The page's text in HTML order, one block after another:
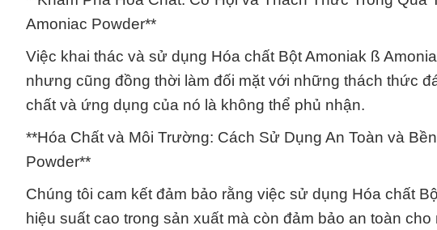
Amoniac Powder**
Việc khai thác và sử dụng Hóa chất Bột Amoniak ß
nhưng cũng đồng thời làm đối mặt với những thách thức
chất và ứng dụng của nó là không thể phủ nhận.
**Hóa Chất và Môi Trường: Cách Sử Dụng An Toàn và
Powder**
Chúng tôi cam kết đảm bảo rằng việc sử dụng Hóa chất
hiệu suất cao trong sản xuất mà còn đảm bảo an toàn